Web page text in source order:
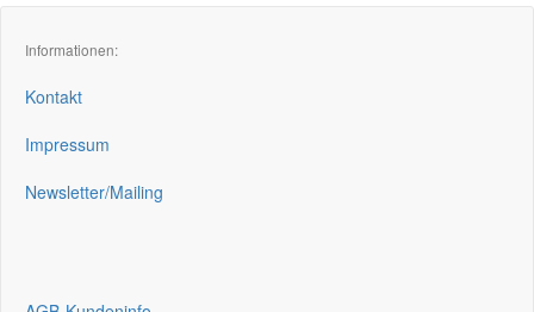
Informationen:
Kontakt
Impressum
Newsletter/Mailing